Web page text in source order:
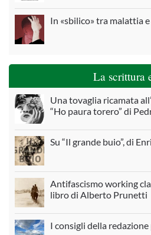
In «sbilico» tra malattia
La scrittura
Una tovaglia ricamata
“Ho paura torero” di
Su “Il grande buio”, di
Antifascismo working
libro di Alberto Prunetti
I consigli della redazione